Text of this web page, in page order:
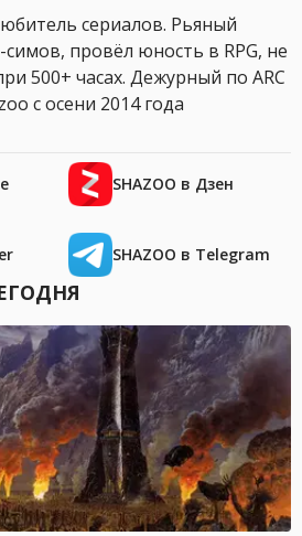
сериалов. Рьяный
провёл юность в RPG, не
500+ часах. Дежурный по ARC
с осени 2014 года
SHAZOO в Дзен
SHAZOO в Telegram